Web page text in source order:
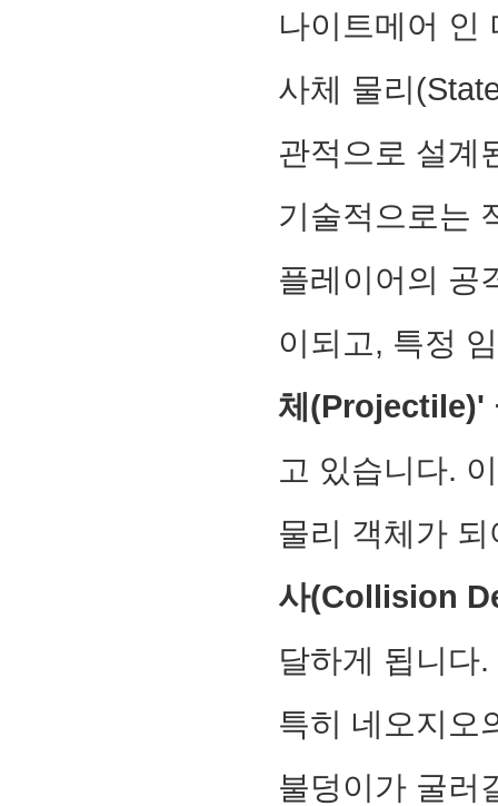
나이트메어 인
사체 물리
관적으로 설계
기술적으로는
플레이어의 공
이되고, 특정
체(Projectile)'
고 있습니다.
물리 객체가
사(Collision
달하게 됩니다.
특히 네오지오
불덩이가 굴러